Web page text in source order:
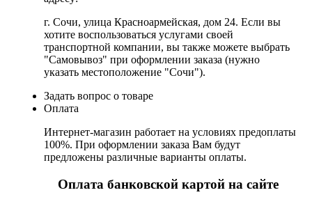
г. Сочи, улица Красноармейская, дом 24. Если вы
хотите воспользоваться услугами своей
транспортной компании, вы также можете выбрать
"Самовывоз" при оформлении заказа (нужно
указать местоположение "Сочи").
Задать вопрос о товаре
Оплата
Интернет-магазин работает на условиях предоплаты
100%. При оформлении заказа Вам будут
предложены различные варианты оплаты.
Оплата банковской картой на сайте